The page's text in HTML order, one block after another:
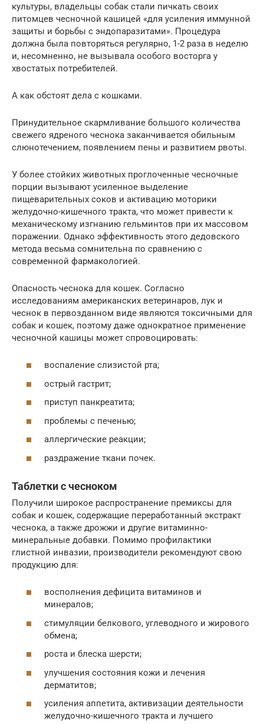
культуры, владельцы собак стали пичкать своих
питомцев чесночной кашицей «для усиления иммунной
защиты и борьбы с эндопаразитами». Процедура
должна была повторяться регулярно, 1-2 раза в неделю
и, несомненно, не вызывала особого восторга у
хвостатых потребителей.
А как обстоят дела с кошками.
Принудительное скармливание большого количества
свежего ядреного чеснока заканчивается обильным
слюнотечением, появлением пены и развитием рвоты.
У более стойких животных проглоченные чесночные
порции вызывают усиленное выделение
пищеварительных соков и активацию моторики
желудочно-кишечного тракта, что может привести к
механическому изгнанию гельминтов при их массовом
поражении. Однако эффективность этого дедовского
метода весьма сомнительна по сравнению с
современной фармакологией.
Опасность чеснока для кошек. Согласно
исследованиям американских ветеринаров, лук и
чеснок в первозданном виде являются токсичными для
собак и кошек, поэтому даже однократное применение
чесночной кашицы может спровоцировать:
воспаление слизистой рта;
острый гастрит;
приступ панкреатита;
проблемы с печенью;
аллергические реакции;
раздражение ткани почек.
Таблетки с чесноком
Получили широкое распространение премиксы для
собак и кошек, содержащие переработанный экстракт
чеснока, а также дрожжи и другие витаминно-
минеральные добавки. Помимо профилактики
глистной инвазии, производители рекомендуют свою
продукцию для:
восполнения дефицита витаминов и
минералов;
стимуляции белкового, углеводного и жирового
обмена;
роста и блеска шерсти;
улучшения состояния кожи и лечения
дерматитов;
усиления аппетита, активизации деятельности
желудочно-кишечного тракта и лучшего